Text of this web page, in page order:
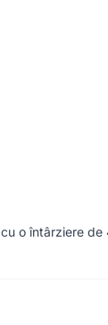
o întârziere de